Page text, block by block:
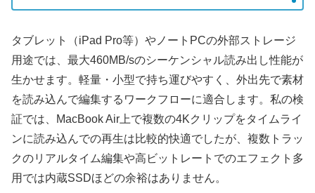
タブレット（iPad Pro等）やノートPCの外部ストレージ
用途では、最大460MB/sのシーケンシャル読み出し性能が
生かせます。軽量・小型で持ち運びやすく、外出先で素材
を読み込んで編集するワークフローに適合します。私の検
証では、MacBook Air上で複数の4Kクリップをタイムライ
ンに読み込んでの再生は比較的快適でしたが、複数トラッ
クのリアルタイム編集や高ビットレートでのエフェクト多
用では内蔵SSDほどの余裕はありません。